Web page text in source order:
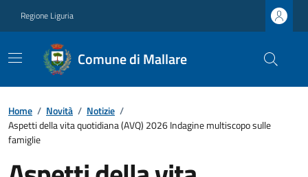
Regione Liguria
Comune di Mallare
Home / Novità / Notizie /
Aspetti della vita quotidiana (AVQ) 2026 Indagine multiscopo sulle
famiglie